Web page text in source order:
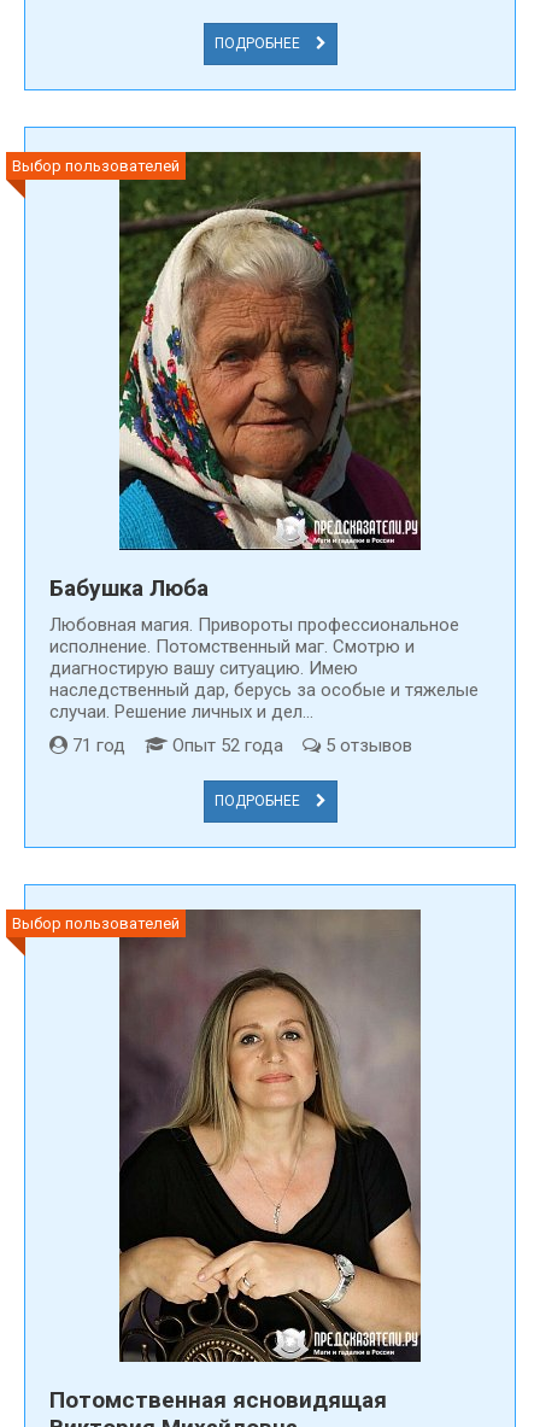
ПОДРОБНЕЕ
Выбор пользователей
Бабушка Люба
Любовная магия. Привороты профессиональное
исполнение. Потомственный маг. Смотрю и
диагностирую вашу ситуацию. Имею
наследственный дар, берусь за особые и тяжелые
случаи. Решение личных и дел...
71 год
Опыт 52 года 5 отзывов
ПОДРОБНЕЕ
Выбор пользователей
Потомственная ясновидящая